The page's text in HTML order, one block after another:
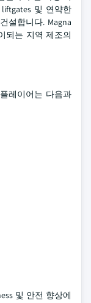
및 연약한
설합니다. Magna
되는 지역 제조의
레이어는 다음과
및 안전 향상에